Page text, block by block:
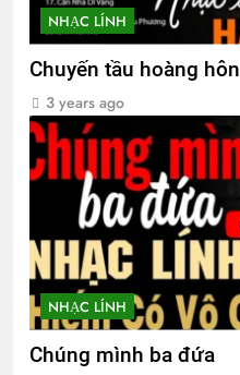
NHẠC LÍNH
Chuyến tầu hoàng hôn
3 years ago
NHẠC LÍNH
Chúng mình ba đứa